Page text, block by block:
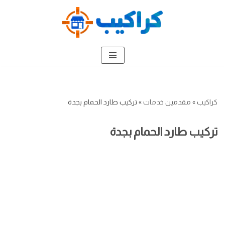
كراكيب» مقدمين خدمات» تركيب طارد الحمام بجدة
تركيب طارد الحمام بجدة